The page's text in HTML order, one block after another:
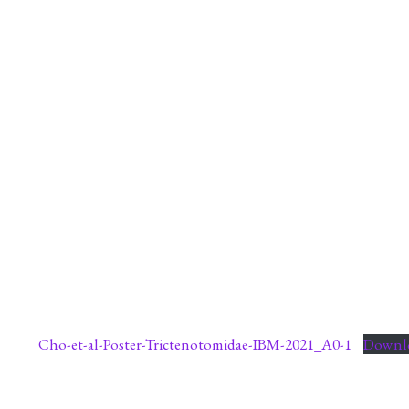
Cho-et-al-Poster-Trictenotomidae-IBM-2021_A0-1